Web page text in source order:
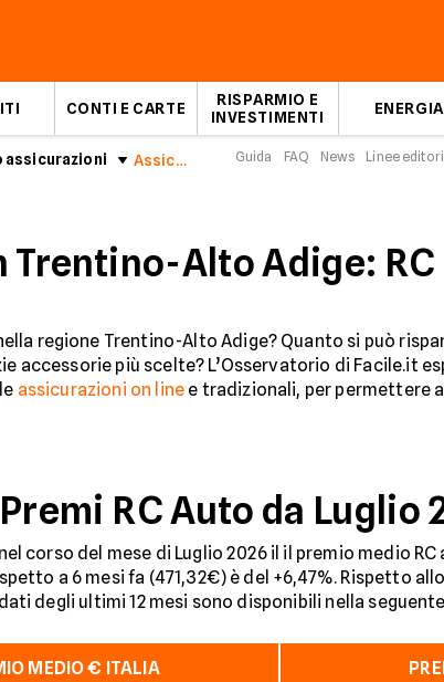
CONTI E CARTE
RISPARMIO E
INVESTIMENTI
ENERGIA
assicurazioni Assicurazioni Auto in Trentino-Alto Adige: RC auto Luglio 2026 Guida FAQ News Linee
Alto Adige: RC
regione Trentino-Alto Adige? Quanto si può
accessorie più scelte? L’Osservatorio di Facile.it
assicurazioni on line e tradizionali, per permettere
RC Auto da Luglio
corso del mese di Luglio 2026 il il premio medio
a 6 mesi fa (471,32€) è del +6,47%. Rispetto
degli ultimi 12 mesi sono disponibili nella
MEDIO € ITALIA